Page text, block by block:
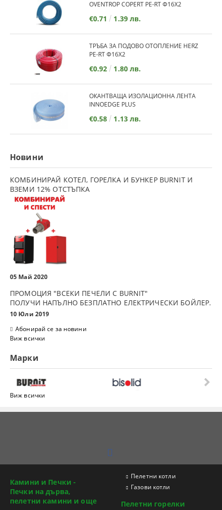
OVENTROP COPERT PE-RT Ф16Х2
€0.71 1.39 лв.
ТРЪБА ЗА ПОДОВО ОТОПЛЕНИЕ HERZ
PE-RT Ф16Х2
€0.92 1.80 лв.
ОКАНТВАЩА ИЗОЛАЦИОННА ЛЕНТА
INNOEDGE PLUS
€0.58 1.13 лв.
Новини
КОМБИНИРАЙ КОТЕЛ, ГОРЕЛКА И БУНКЕР BURNIT И
ВЗЕМИ 12% ОТСТЪПКА
05 Май 2020
ПРОМОЦИЯ "ВСЕКИ ПЕЧЕЛИ С BURNIT"
ПОЛУЧИ НАПЪЛНО БЕЗПЛАТНО ЕЛЕКТРИЧЕСКИ БОЙЛЕР.
10 Юли 2019
Абонирай се за новини
Виж всички
Марки
Виж всички
Камини и Печки -
Печки на дърва,
пелетни камини и още
Пелетни котли
Газови котли
Пелетни горелки